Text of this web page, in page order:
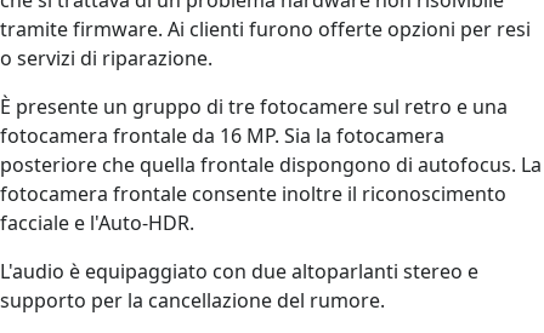
tramite firmware. Ai clienti furono offerte opzioni per resi
o servizi di riparazione.
È presente un gruppo di tre fotocamere sul retro e una
fotocamera frontale da 16 MP. Sia la fotocamera
posteriore che quella frontale dispongono di autofocus. La
fotocamera frontale consente inoltre il riconoscimento
facciale e l'Auto-HDR.
L'audio è equipaggiato con due altoparlanti stereo e
supporto per la cancellazione del rumore.